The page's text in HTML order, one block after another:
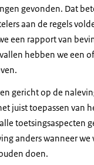
gevonden. Dat
aan de regels
een rapport van
hebben we een
gericht op de
juist toepassen van
toetsingsaspecten
anders wanneer we
doen.